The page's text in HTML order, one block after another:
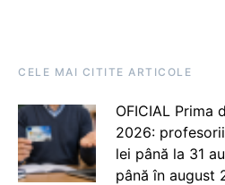
CELE MAI CITITE ARTICOLE
OFICIAL Prima
2026:
lei până la 31
până în august